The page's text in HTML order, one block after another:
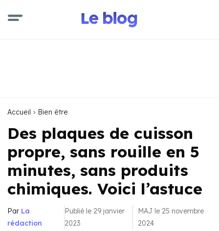
Accueil Bien être
Des plaques de cuisson
propre, sans rouille en 5
minutes, sans produits
chimiques. Voici l’astuce
Par La
rédaction
Publié le 29 janvier
2023
MAJ le 25 novembre
2024